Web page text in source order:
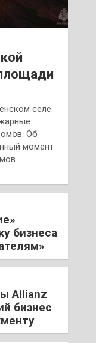
селе
Об
момент
бизнеса
Allianz
бизнес